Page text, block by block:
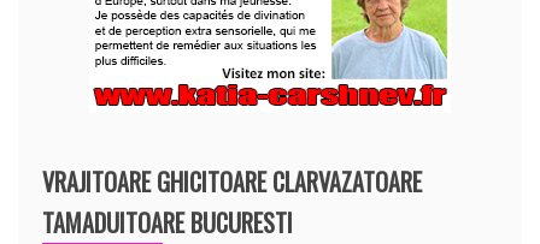
VRAJITOARE GHICITOARE CLARVAZATOARE
TAMADUITOARE BUCURESTI